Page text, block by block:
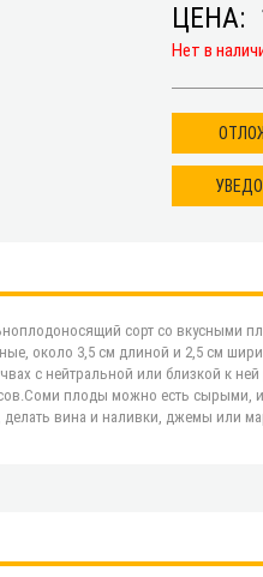
ЦЕНА:
Нет в
сорт со вкусными
около 3,5 см длиной и 2,5 cм
с нейтральной или близкой к ней
плоды можно есть сырыми,
вина и наливки, джемы или